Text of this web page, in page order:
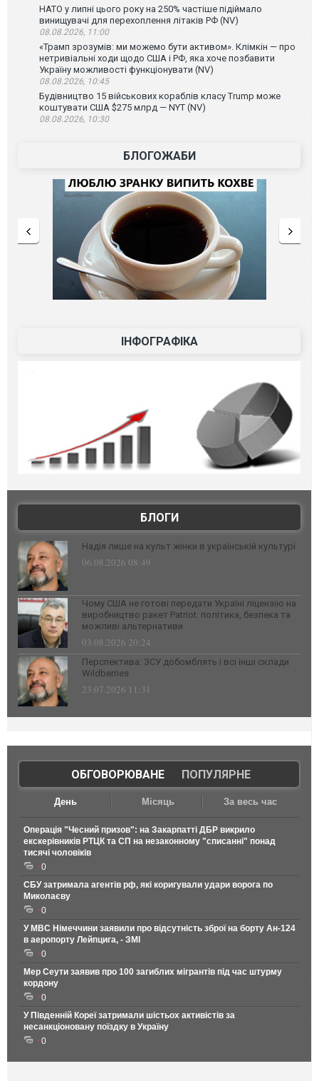
НАТО у липні цього року на 250% частіше підіймало
винищувачі для перехоплення літаків РФ (NV)
08.08.2026, 11:00
«Трамп зрозумів: ми можемо бути активом». Клімкін — про
нетривіальні ходи щодо США і РФ, яка хоче позбавити
Україну можливості функціонувати (NV)
08.08.2026, 10:45
Будівництво 15 військових кораблів класу Trump може
коштувати США $275 млрд — NYT (NV)
08.08.2026, 10:30
БЛОГОЖАБИ
ІНФОГРАФІКА
БЛОГИ
Надія лише на культ жінки в українській культурі
06.08.2026 08:49
Чому США не готові передати Україні ліцензію на
виробництво ракет Patriot: політика, безпека та
можливі альтернативи
03.08.2026 20:24
Перспектива: ЗСУ добомблять і всі інші склади
Wildberries
23.07.2026 11:31
ОБГОВОРЮВАНЕ| ПОПУЛЯРНЕ
День Місяць За весь час
Операція "Чесний призов": на Закарпатті ДБР викрило
екскерівників РТЦК та СП на незаконному "списанні" понад
тисячі чоловіків
0
СБУ затримала агентів рф, які коригували удари ворога по
Миколаєву
0
У МВС Німеччини заявили про відсутність зброї на борту Ан-124
в аеропорту Лейпцига, - ЗМІ
0
Мер Сеути заявив про 100 загиблих мігрантів під час штурму
кордону
0
У Південній Кореї затримали шістьох активістів за
несанкціоновану поїздку в Україну
0